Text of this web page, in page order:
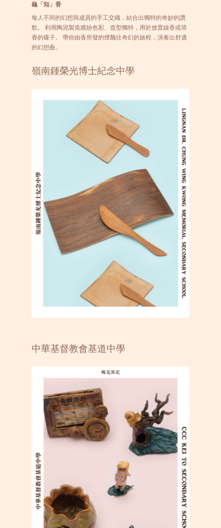
龜「知」香
每人不同的幻想與成員的手工交織，結合出獨特的奇妙的讚
歌。 利用陶泥製造繽紛色彩、造型獨特，用於放置線香或塔
香的碟子。 帶你由香所發的煙飄往奇幻的旅程，演奏出舒適
的幻想曲。
嶺南鍾榮光博士紀念中學
中華基督教會基道中學